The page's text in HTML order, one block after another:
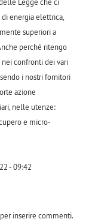
energia elettrica,
superiori a
perché ritengo
nei confronti dei vari
i nostri fornitori
azione
nelle utenze:
e micro-
- 09:42
inserire commenti.